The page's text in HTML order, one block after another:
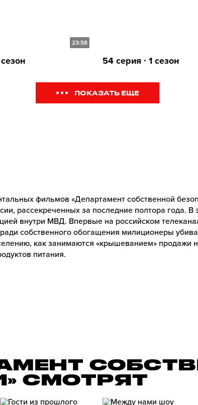
23:58
54 серия ∙ 1 сезон
ПОКАЗАТЬ ЕЩЕ
фильмов «Департамент собственной
рассекреченных за последние полтора года. В
внутри МВД. Впервые на российском
собственного обогащения милиционеры
как занимаются «крышеванием» продажи
питания.
СМОТРЯТ